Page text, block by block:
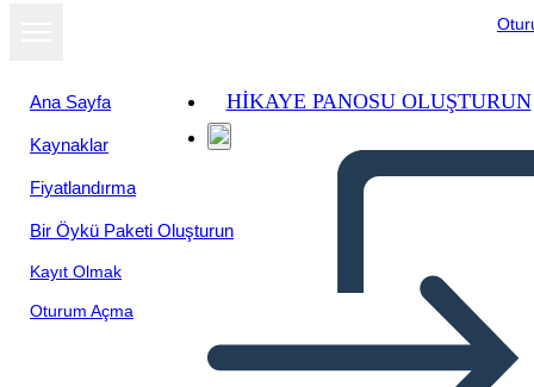
Ana Sayfa
Kaynaklar
Fiyatlandırma
Bir Öykü Paketi Oluşturun
Kayıt Olmak
Oturum Açma
HIKAYE PANOSU OLUŞTURUN
Slayt gösterisi
olarak
görüntüle